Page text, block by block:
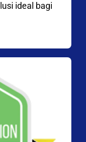
ideal bagi